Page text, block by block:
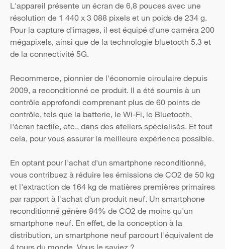
L'appareil présente un écran de 6,8 pouces avec une
résolution de 1 440 x 3 088 pixels et un poids de 234 g.
Pour la capture d'images, il est équipé d'une caméra 200
mégapixels, ainsi que de la technologie bluetooth 5.3 et
de la connectivité 5G.
Recommerce, pionnier de l'économie circulaire depuis
2009, a reconditionné ce produit. Il a été soumis à un
contrôle approfondi comprenant plus de 60 points de
contrôle, tels que la batterie, le Wi-Fi, le Bluetooth,
l'écran tactile, etc., dans des ateliers spécialisés. Et tout
cela, pour vous assurer la meilleure expérience possible.
En optant pour l'achat d'un smartphone reconditionné,
vous contribuez à réduire les émissions de CO2 de 50 kg
et l'extraction de 164 kg de matières premières primaires
par rapport à l'achat d'un produit neuf. Un smartphone
reconditionné génère 84% de CO2 de moins qu'un
smartphone neuf. En effet, de la conception à la
distribution, un smartphone neuf parcourt l'équivalent de
4 tours du monde. Vous le saviez ?